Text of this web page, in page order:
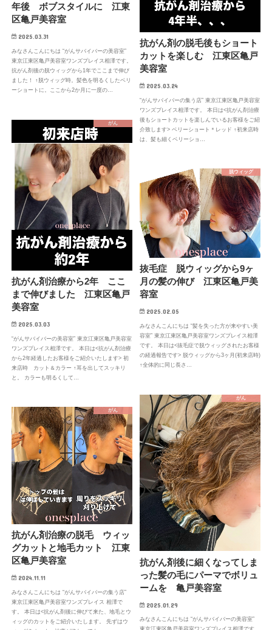
年後 ボブスタイルに 江東
区亀戸美容室
2025.03.31
みなさんこんにちは “がんサバイバーの美容室”
東京江東区亀戸美容室ワンズプレイス相澤です。
抗がん剤後の脱ウィッグから1年でここまで伸び
ました！ ↑脱ウィッグ時。髪色を明るくしたベリ
ーショートに。ここから2か月に一度の…
抗がん剤の脱毛後もショート
カットを楽しむ 江東区亀戸
美容室
2025.03.24
“がんサバイバーの集う店” 東京江東区亀戸美容室
ワンズプレイス相澤です。 本日は<抗がん剤治療
後もショートカットを楽しんでいるお客様をご紹
介致します> ベリーショート＊レッド ↑初来店時
は、髪も細くベリーショ…
がん
抗がん剤治療から2年 ここ
まで伸びました 江東区亀戸
美容室
2025.03.03
“がんサバイバーの美容室” 東京江東区亀戸美容室
ワンズプレイス相澤です。 本日は<抗がん剤治療
から2年経過したお客様をご紹介いたします> 初
来店時 カット＆カラー ↑耳を出してスッキリ
と。 カラーも明るくして…
脱ウィッグ
抜毛症 脱ウィッグから9ヶ
月の髪の伸び 江東区亀戸美
容室
2025.02.05
みなさんこんにちは “髪を失った方が来やすい美
容室” 東京江東区亀戸美容室ワンズプレイス相澤
です。 本日は<抜毛症で脱ウィッグされたお客様
の経過報告です> 脱ウィッグから3ヶ月(初来店時)
↑全体的に同じ長さ…
がん
抗がん剤後に細くなってしま
った髪の毛にパーマでボリュ
ームを 亀戸美容室
2025.01.29
みなさんこんにちは “がんサバイバーの美容室”
がん
抗がん剤治療の脱毛 ウィッ
グカットと地毛カット 江東
区亀戸美容室
2024.11.11
みなさんこんにちは “がんサバイバーの集う店”
東京江東区亀戸美容室ワンズプレイス 相澤で
す。 本日は<抗がん剤後に伸びて来た、地毛とウ
ィッグのカットをご紹介いたします。 先ずはウ